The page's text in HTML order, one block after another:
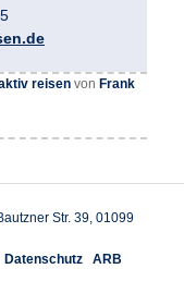
reisen vonFrank
Str. 39, 01099
Datenschutz
ARB